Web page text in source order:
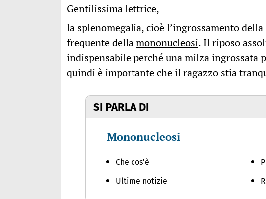
Gentilissima lettrice,
la splenomegalia, cioè l’ingrossamento
frequente dellamononucleosi. Il riposo
indispensabile perché una milza ingrossata
quindi è importante che il ragazzo stia
SI PARLA DI
Mononucleosi
Che cos'è
Ultime notizie